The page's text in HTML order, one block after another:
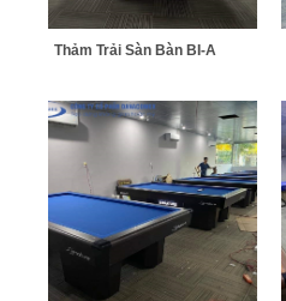
Thảm Trải Sàn Bàn BI-A